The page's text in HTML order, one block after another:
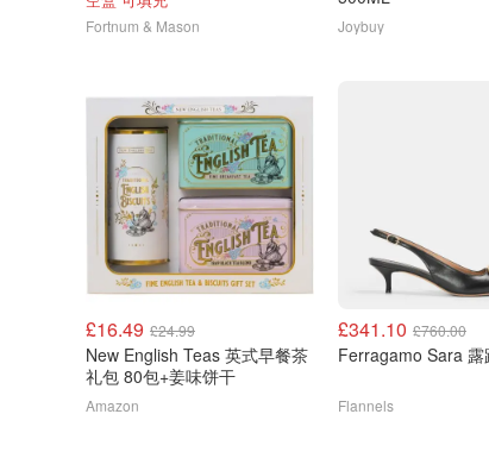
Fortnum & Mason Joybuy
£16.49 £24.99
New English Teas 英式早餐茶
礼包 80包+姜味饼干
Amazon
£341.10 £760.00
Ferragamo Sara 露
Flannels